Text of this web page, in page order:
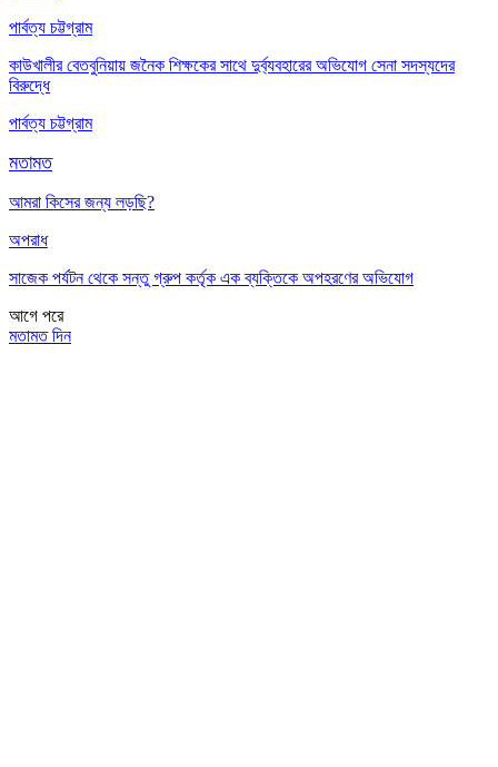
পার্বত্য চট্টগ্রাম
কাউখালীর বেতবুনিয়ায় জনৈক শিক্ষকের সাথে দুর্ব্যবহারের অভিযোগ সেনা সদস্যদের
বিরুদ্ধে
পার্বত্য চট্টগ্রাম
মতামত
আমরা কিসের জন্য লড়ছি?
অপরাধ
সাজেক পর্যটন থেকে সন্তু গ্রুপ কর্তৃক এক ব্যক্তিকে অপহরণের অভিযোগ
আগে পরে
মতামত দিন